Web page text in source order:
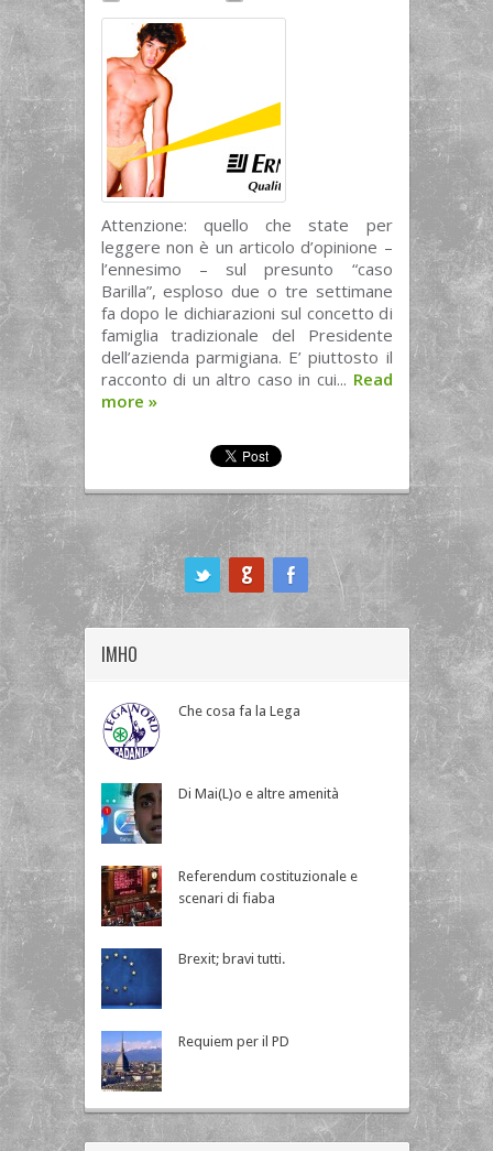
Attenzione: quello che state per
leggere non è un articolo d’opinione –
l’ennesimo – sul presunto “caso
Barilla”, esploso due o tre settimane
fa dopo le dichiarazioni sul concetto di
famiglia tradizionale del Presidente
dell’azienda parmigiana. E’ piuttosto il
racconto di un altro caso in cui... Read
more »
IMHO
Che cosa fa la Lega
Di Mai(L)o e altre amenità
Referendum costituzionale e
scenari di fiaba
Brexit; bravi tutti.
Requiem per il PD